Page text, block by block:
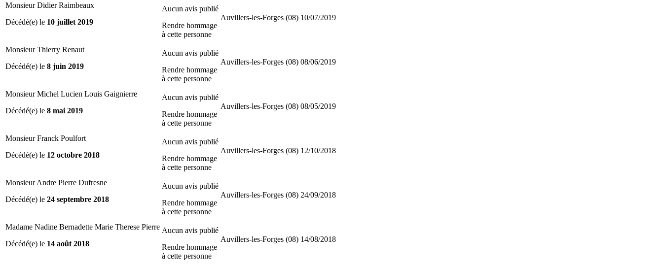
Monsieur Didier Raimbeaux
Décédé(e) le 10 juillet 2019
Aucun avis publié
Rendre hommage
à cette personne
Auvillers-les-Forges (08) 10/07/2019
Monsieur Thierry Renaut
Décédé(e) le 8 juin 2019
Aucun avis publié
Rendre hommage
à cette personne
Auvillers-les-Forges (08) 08/06/2019
Monsieur Michel Lucien Louis Gaignierre
Décédé(e) le 8 mai 2019
Aucun avis publié
Rendre hommage
à cette personne
Auvillers-les-Forges (08) 08/05/2019
Monsieur Franck Poulfort
Décédé(e) le 12 octobre 2018
Aucun avis publié
Rendre hommage
à cette personne
Auvillers-les-Forges (08) 12/10/2018
Monsieur Andre Pierre Dufresne
Décédé(e) le 24 septembre 2018
Aucun avis publié
Rendre hommage
à cette personne
Auvillers-les-Forges (08) 24/09/2018
Madame Nadine Bernadette Marie Therese Pierre
Décédé(e) le 14 août 2018
Aucun avis publié
Rendre hommage
à cette personne
Auvillers-les-Forges (08) 14/08/2018